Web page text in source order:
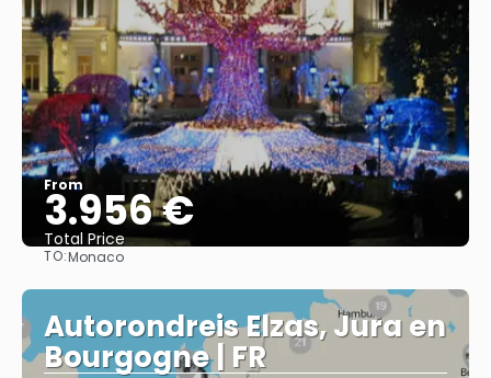
From
3.956 €
Total Price
TO:Monaco
Autorondreis Elzas, Jura en
Bourgogne | FR